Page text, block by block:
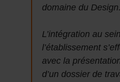
domaine du Design.
L’intégration au
l’établissement
avec la
d’un dossier de